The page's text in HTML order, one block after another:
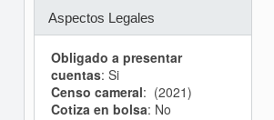
Aspectos Legales
Obligado a presentar
cuentas: Si
Censo cameral: (2021)
Cotiza en bolsa: No